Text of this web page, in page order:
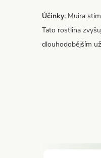
Účinky: Muira
Tato rostlina
dlouhodobějším